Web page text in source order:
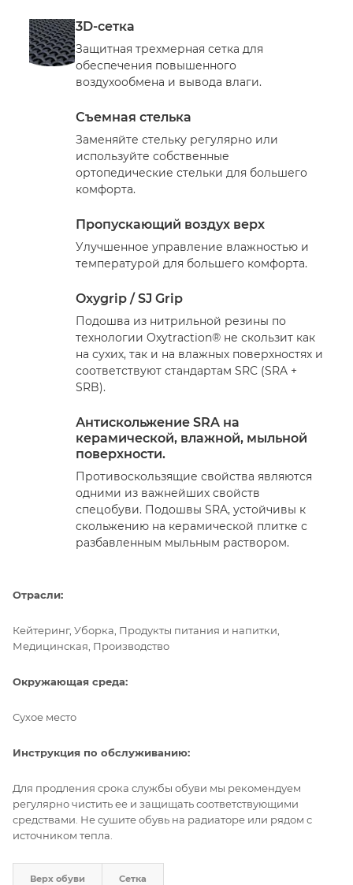
3D-сетка
Защитная трехмерная сетка для
обеспечения повышенного
воздухообмена и вывода влаги.
Съемная стелька
Заменяйте стельку регулярно или
используйте собственные
ортопедические стельки для большего
комфорта.
Пропускающий воздух верх
Улучшенное управление влажностью и
температурой для большего комфорта.
Oxygrip / SJ Grip
Подошва из нитрильной резины по
технологии Oxytraction® не скользит как
на сухих, так и на влажных поверхностях и
соответствуют стандартам SRC (SRA +
SRB).
Антискольжение SRA на
керамической, влажной, мыльной
поверхности.
Противоскользящие свойства являются
одними из важнейших свойств
спецобуви. Подошвы SRA, устойчивы к
скольжению на керамической плитке с
разбавленным мыльным раствором.
Отрасли:
Кейтеринг, Уборка, Продукты питания и напитки,
Медицинская, Производство
Окружающая среда:
Сухое место
Инструкция по обслуживанию:
Для продления срока службы обуви мы рекомендуем
регулярно чистить ее и защищать соответствующими
средствами. Не сушите обувь на радиаторе или рядом с
источником тепла.
Верх обуви Сетка